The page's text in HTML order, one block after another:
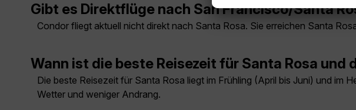
Gibt es Direktflüge nach San Francisco/Santa
Condor fliegt aktuell nicht direkt nach Santa Rosa. Sie erreichen Santa
Wann ist die beste Reisezeit für Santa Rosa und
Die beste Reisezeit für Santa Rosa liegt im Frühling (April bis Juni) und im
Wetter und weniger Andrang.